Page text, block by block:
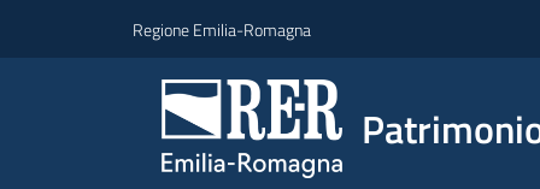
Regione Emilia-Romagna